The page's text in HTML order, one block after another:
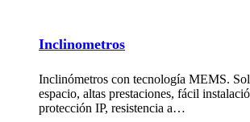
Inclinometros
Inclinómetros con tecnología MEMS.
espacio, altas prestaciones, fácil
protección IP, resistencia a…